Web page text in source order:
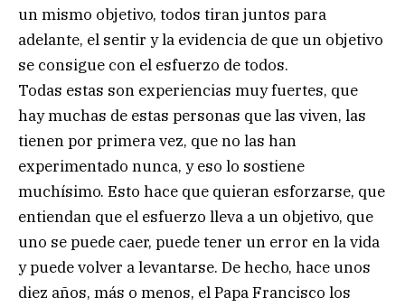
un mismo objetivo, todos tiran juntos para
adelante, el sentir y la evidencia de que un objetivo
se consigue con el esfuerzo de todos.
Todas estas son experiencias muy fuertes, que
hay muchas de estas personas que las viven, las
tienen por primera vez, que no las han
experimentado nunca, y eso lo sostiene
muchísimo. Esto hace que quieran esforzarse, que
entiendan que el esfuerzo lleva a un objetivo, que
uno se puede caer, puede tener un error en la vida
y puede volver a levantarse. De hecho, hace unos
diez años, más o menos, el Papa Francisco los